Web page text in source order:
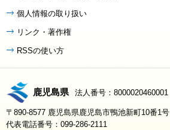
個人情報の取り扱い
リンク・著作権
RSSの使い方
鹿児島県 法人番号：8000020460001
〒890-8577 鹿児島県鹿児島市鴨池新町10番1号
代表電話番号：099-286-2111